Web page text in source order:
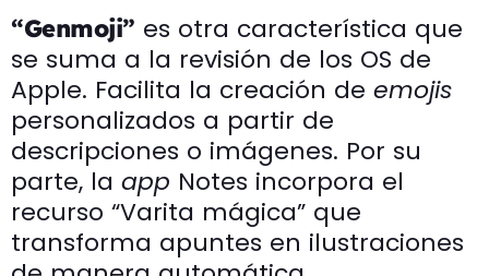
“Genmoji” es otra característica que
se suma a la revisión de los OS de
Apple. Facilita la creación de emojis
personalizados a partir de
descripciones o imágenes. Por su
parte, la app Notes incorpora el
recurso “Varita mágica” que
transforma apuntes en ilustraciones